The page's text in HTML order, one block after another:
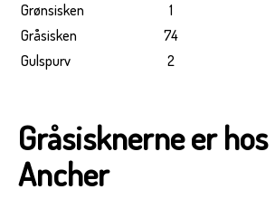
Grønsisken
1
Gråsisken
74
Gulspurv
2
Gråsisknerne er
Ancher